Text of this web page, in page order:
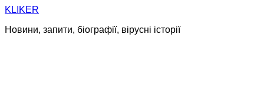
Skip
content
KLIKER
Новини, запити, біографії, вірусні історії